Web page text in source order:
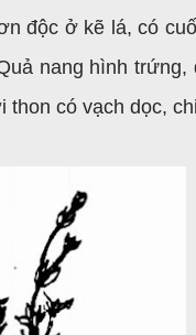
độc ở kẽ lá, có
nang hình
có vạch dọc,